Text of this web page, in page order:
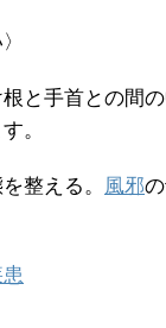
と手首との間
。
整える。 風邪の